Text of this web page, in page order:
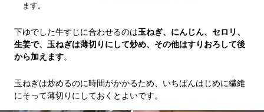
ます。
下ゆでした牛すじに合わせるのは玉ねぎ、にんじん、セロリ、
生姜で、玉ねぎは薄切りにして炒め、その他はすりおろして後
から加えます。
玉ねぎは炒めるのに時間がかかるため、いちばんはじめに繊維
にそって薄切りにしておくとよいです。